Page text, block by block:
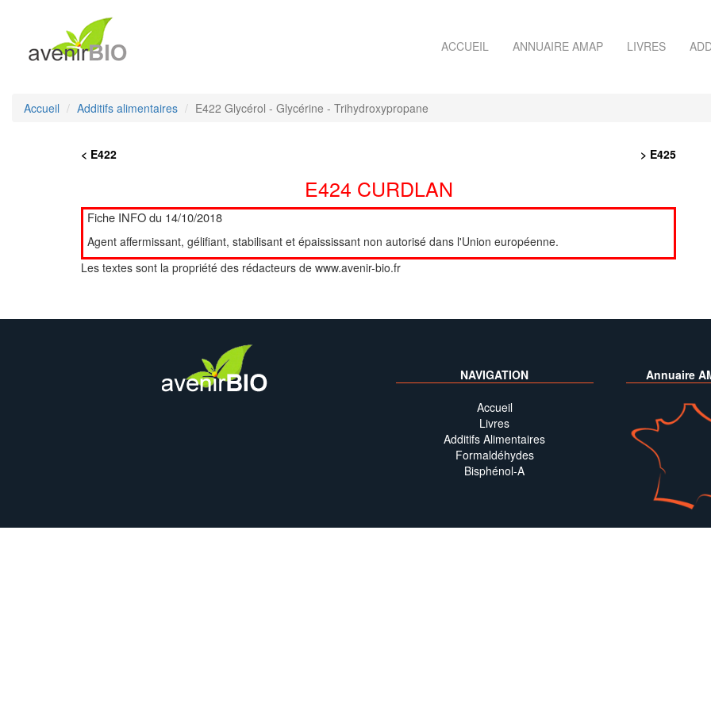
ACCUEIL ANNUAIRE AMAP LIVRES
Accueil Additifs alimentaires E422 Glycérol - Glycérine - Trihydroxypropane
< E422 > E425
E424 CURDLAN
Fiche INFO du 14/10/2018
Agent affermissant, gélifiant, stabilisant et épaississant non autorisé dans l'Union européenne.
Les textes sont la propriété des rédacteurs de www.avenir-bio.fr
NAVIGATION
Accueil
Livres
Additifs Alimentaires
Formaldéhydes
Bisphénol-A
Annuaire